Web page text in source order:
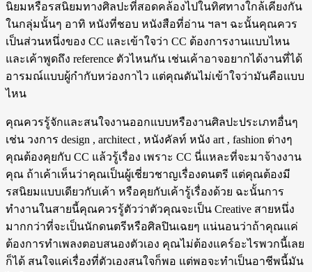
นิยมหรือรสนิยมทางศิลปะที่สอดคล้องไปในทิศทางใกล้เคียงกัน
ในกลุ่มนั้นๆ อาทิ หนังที่ชอบ หนังสือที่อ่าน ฯลฯ ฉะนั้นคุณควร
เป็นส่วนหนึ่งของ CC และเข้าใจว่า CC ต้องการงานแบบไหน
และเค้าพูดถึง reference ตัวไหนกัน เช่นเค้าอาจอยากได้งานที่ได้
อารมณ์แบบผู้กำกับหว่องกาไว แต่คุณดันไม่เข้าใจว่ามันคือแบบ
ไหน
คุณควรรู้จักและสนใจงานออกแบบหรืองานศิลปะประเภทอื่นๆ
เช่น วงการ design , architect , หนังคัลท์ หนัง art , fashion ต่างๆ
คุณต้องคุยกับ CC แล้วรู้เรื่อง เพราะ CC นี่แหละที่จะมาจ้างงาน
คุณ ถ้าเค้าเห็นว่าคุณเป็นผู้เชี่ยวชาญเรื่องดนตรี แต่คุณต้องมี
รสนิยมแบบเดียวกับเค้า หรือคุยกับเค้ารู้เรื่องด้วย ฉะนั้นการ
ทำงานในสายนี้คุณควรรู้ตัวว่าตัวคุณจะเป็น Creative สายหนึ่ง
มากกว่าที่จะเป็นนักดนตรีหรือศิลปินเฉยๆ แน่นอนว่าถ้าคุณแค่
ต้องการทำเพลงตอบสนองตัวเอง คุณไม่ต้องแคร์อะไรพวกนี้เลย
ก็ได้ สนใจแค่เรื่องที่ตัวเองสนใจก็พอ แต่พอจะทำเป็นอาชีพนี้มัน